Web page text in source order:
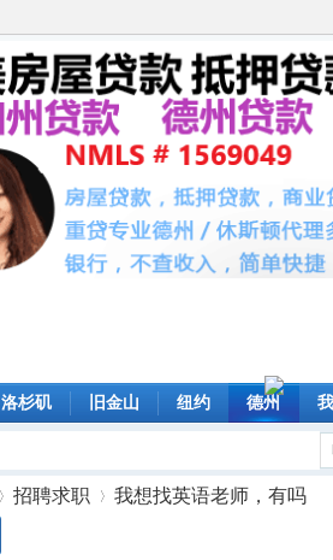
洛杉矶 旧金山 纽约 德州
招聘求职 我想找英语老师，有吗